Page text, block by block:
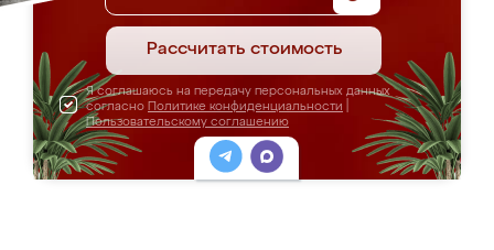
Рассчитать стоимость
Я соглашаюсь на передачу персональных данных
согласно Политике конфиденциальности
Пользовательскому соглашению